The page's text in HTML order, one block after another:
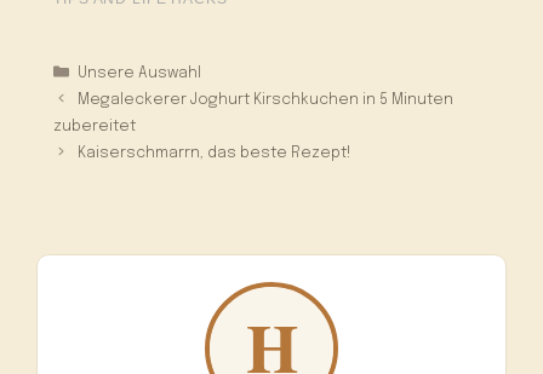
Kategorien
Unsere Auswahl
Megaleckerer Joghurt Kirschkuchen in 5 Minuten
zubereitet
Kaiserschmarrn, das beste Rezept!